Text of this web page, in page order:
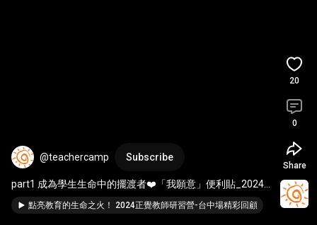
@teachercamp Subscribe
part1 成為學生生命中的擺渡者❤️「我願意」便利貼_2024
年正覺教師研習營_臺中場 #生命教育
點亮教育的生命之火！ 2024正覺教師研習營-台中場精彩回顧
20
0
Share